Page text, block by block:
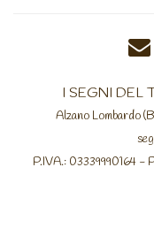
I SEGNI DEL
Alzano Lombardo
P.IVA.: 03339990164 -